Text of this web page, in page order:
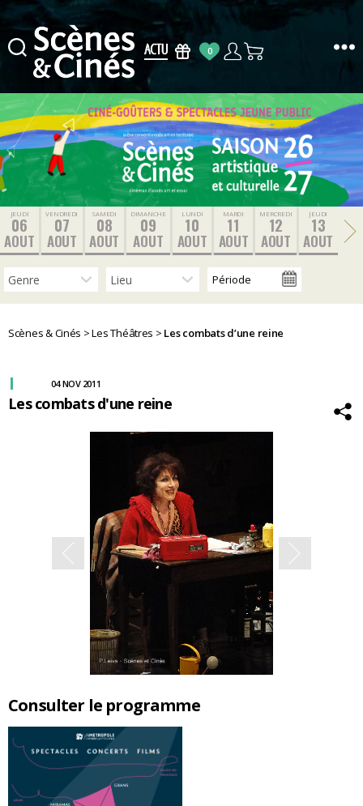
&
Cinés
0
JEUDI
06
AOUT
VENDREDI
07
AOUT
SAMEDI
08
AOUT
DIMANCHE
09
AOUT
LUNDI
10
AOUT
MARDI
11
AOUT
MERCREDI
12
AOUT
JEUDI
13
AOUT
Scènes & Cinés >Les Théâtres > Les combats d’une reine
Consulter le programme
Les combats d'une reine
04 NOV 2011